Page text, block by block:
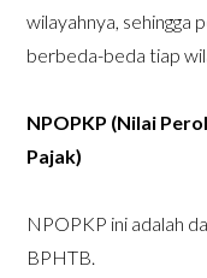
wilayahnya, sehingga
berbeda-beda tiap
NPOPKP (Nilai
Pajak)
NPOPKP ini adalah
BPHTB.